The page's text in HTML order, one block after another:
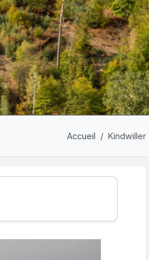
Accueil Kindwiller